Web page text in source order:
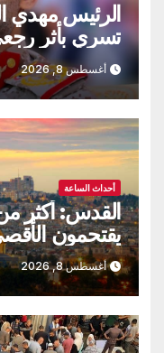
الرئيس مهدي
تسري بأثر
بالحصار
أغسطس 8, 2026
أحداث الساعة
القدس: أكثر
يقتحمون
أغسطس 8, 2026